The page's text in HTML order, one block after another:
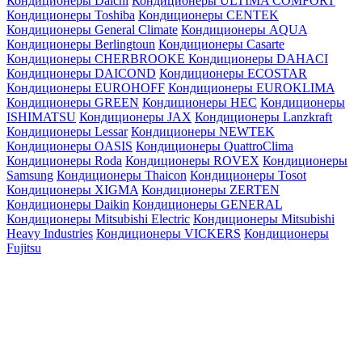
Кондиционеры Toshiba Кондиционеры CENTEK
Кондиционеры General Climate Кондиционеры AQUA
Кондиционеры Berlingtoun Кондиционеры Casarte
Кондиционеры CHERBROOKE Кондиционеры DAHACI
Кондиционеры DAICOND Кондиционеры ECOSTAR
Кондиционеры EUROHOFF Кондиционеры EUROKLIMA
Кондиционеры GREEN Кондиционеры HEC Кондиционеры
ISHIMATSU Кондиционеры JAX Кондиционеры Lanzkraft
Кондиционеры Lessar Кондиционеры NEWTEK
Кондиционеры OASIS Кондиционеры QuattroClima
Кондиционеры Roda Кондиционеры ROVEX Кондиционеры
Samsung Кондиционеры Thaicon Кондиционеры Tosot
Кондиционеры XIGMA Кондиционеры ZERTEN
Кондиционеры Daikin Кондиционеры GENERAL
Кондиционеры Mitsubishi Electric Кондиционеры Mitsubishi
Heavy Industries Кондиционеры VICKERS Кондиционеры
Fujitsu